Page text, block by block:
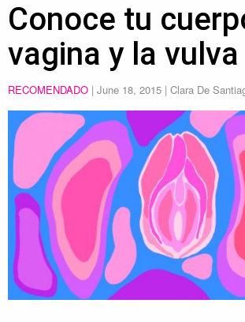
Conoce tu
vagina y la vulva
RECOMENDADO | June 18, 2015 | Clara De